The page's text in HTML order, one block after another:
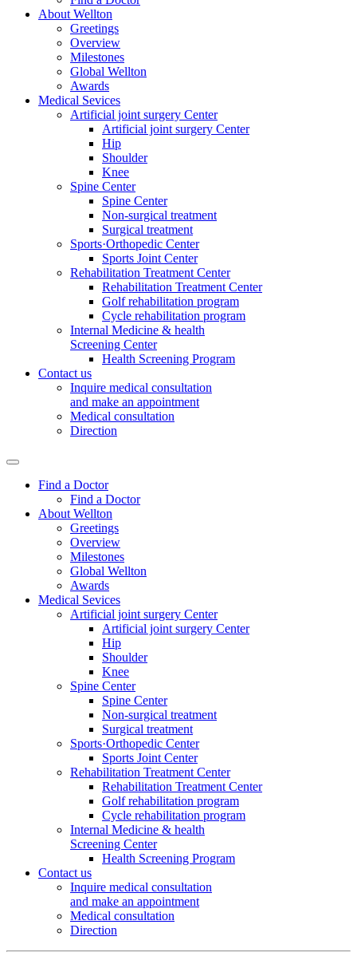
About Wellton
Greetings
Overview
Milestones
Global Wellton
Awards
Medical Sevices
Artificial joint surgery Center
Artificial joint surgery Center
Hip
Shoulder
Knee
Spine Center
Spine Center
Non-surgical treatment
Surgical treatment
Sports·Orthopedic Center
Sports Joint Center
Rehabilitation Treatment Center
Rehabilitation Treatment Center
Golf rehabilitation program
Cycle rehabilitation program
Internal Medicine & health
Screening Center
Health Screening Program
Contact us
Inquire medical consultation
and make an appointment
Medical consultation
Direction
Find a Doctor
Find a Doctor
About Wellton
Greetings
Overview
Milestones
Global Wellton
Awards
Medical Sevices
Artificial joint surgery Center
Artificial joint surgery Center
Hip
Shoulder
Knee
Spine Center
Spine Center
Non-surgical treatment
Surgical treatment
Sports·Orthopedic Center
Sports Joint Center
Rehabilitation Treatment Center
Rehabilitation Treatment Center
Golf rehabilitation program
Cycle rehabilitation program
Internal Medicine & health
Screening Center
Health Screening Program
Contact us
Inquire medical consultation
and make an appointment
Medical consultation
Direction